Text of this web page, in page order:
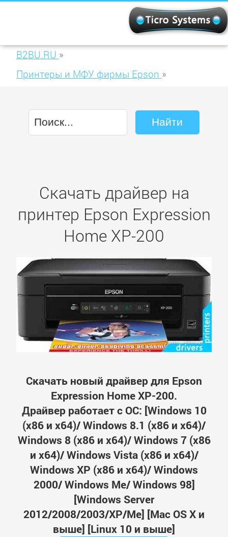
B2BU.RU »
Принтеры и МФУ фирмы Epson »
Скачать драйвер на
принтер Epson Expression
Home XP-200
Скачать новый драйвер для Epson
Expression Home XP-200.
Драйвер работает с ОС: [Windows 10
(x86 и x64)/ Windows 8.1 (x86 и x64)/
Windows 8 (x86 и x64)/ Windows 7 (x86
и x64)/ Windows Vista (x86 и x64)/
Windows XP (x86 и x64)/ Windows
2000/ Windows Me/ Windows 98]
[Windows Server
2012/2008/2003/XP/Me] [Mac OS X и
выше] [Linux 10 и выше]